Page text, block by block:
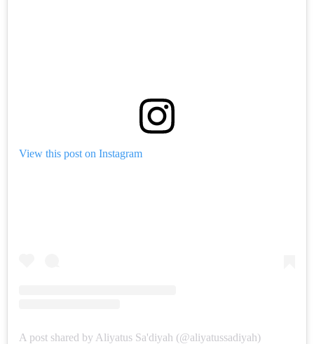
View this post on Instagram
A post shared by Aliyatus Sa'diyah (@aliyatussadiyah)